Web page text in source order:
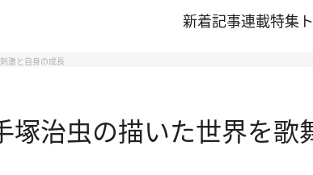
新着記事連載特集
激と自身の成長
塚治虫の描いた世界を